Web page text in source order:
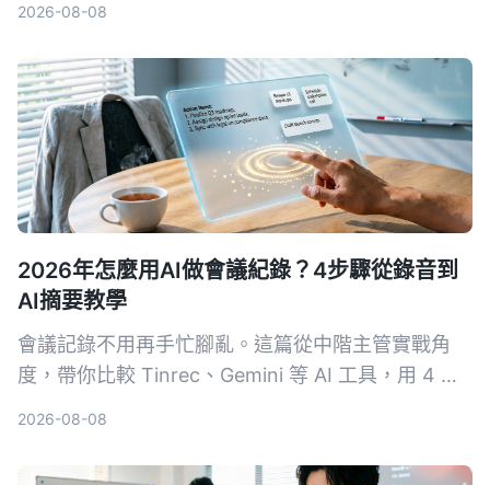
2026-08-08
2026年怎麼用AI做會議紀錄？4步驟從錄音到
AI摘要教學
會議記錄不用再手忙腳亂。這篇從中階主管實戰角
度，帶你比較 Tinrec、Gemini 等 AI 工具，用 4 步
2026-08-08